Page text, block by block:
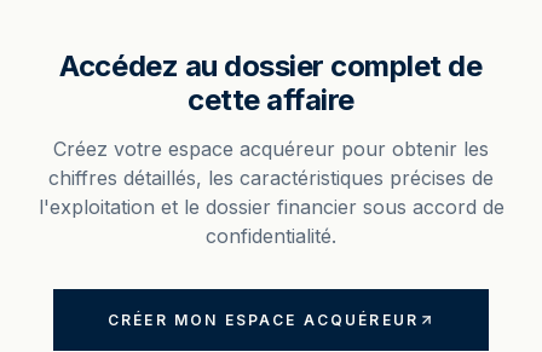
Accédez au dossier complet de
cette affaire
Créez votre espace acquéreur pour obtenir les
chiffres détaillés, les caractéristiques précises de
l'exploitation et le dossier financier sous accord de
confidentialité.
CRÉER MON ESPACE ACQUÉREUR